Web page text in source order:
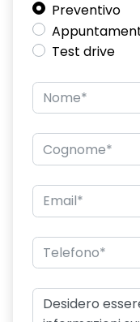
eCall funzionalità
compatibilità 2G/3G
mantenimento della
fari posteriori FULL
SHAPE
frecce di direzione
freno di
gas climatizzatore
HARM02
Preventivo
Test drive